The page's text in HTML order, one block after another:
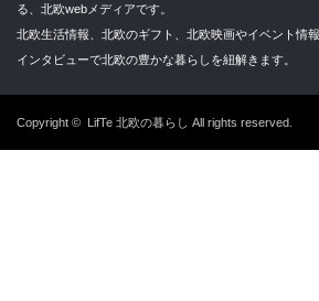
る、北欧webメディアです。
北欧生活情報、北欧のギフト、北欧映画やイベント情
インタビューで北欧の豊かな暮らしを紐解きます。
Copyright © LifTe 北欧の暮らし All rights reserved.